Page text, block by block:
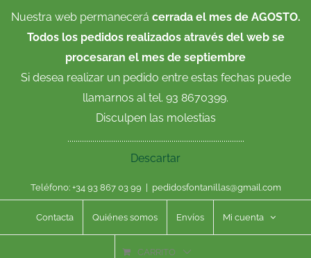
Nuestra web permanecerá cerrada el mes de AGOSTO.
Todos los pedidos realizados através del web se
procesaran el mes de septiembre
Si desea realizar un pedido entre estas fechas puede
llamarnos al tel. 93 8670399.
Disculpen las molestias
.....................................................................................
Descartar
Teléfono: +34 93 867 03 99 pedidosfontanillas@gmail.com
Contacta Quiénes somos Envíos Mi cuenta
CARRITO